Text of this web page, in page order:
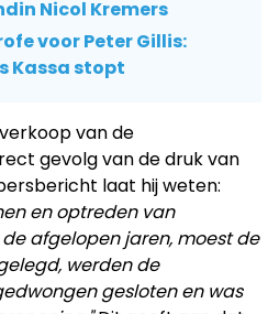
Nicol Kremers
voor Peter Gillis:
Kassa stopt
van de
gevolg van de druk van
laat hij weten:
en optreden van
afgelopen jaren, moest de
werden de
gesloten en was